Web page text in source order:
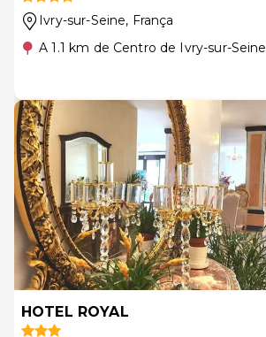
Ivry-sur-Seine, França
A 1.1 km de Centro de Ivry-sur-Seine
HOTEL ROYAL